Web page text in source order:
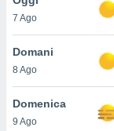
è
al sito
di
ci
di
7 Ago
Domani
8 Ago
Domenica
9 Ago